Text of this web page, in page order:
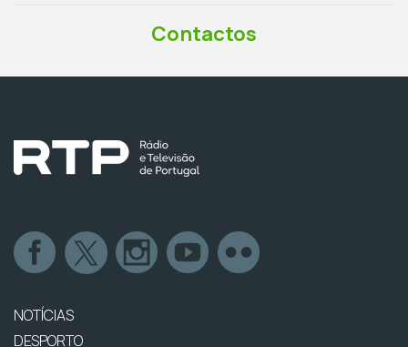
Contactos
NOTÍCIAS
DESPORTO